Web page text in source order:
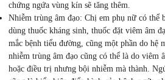
chứng ngứa vùng kín sẽ tăng thêm.
Nhiễm trùng âm đạo: Chị em phụ nữ có thể
dùng thuốc kháng sinh, thuốc đặt viêm âm
mắc bệnh tiểu đường, cũng một phần do hệ
nhiễm trùng âm đạo cũng có thể là do viêm
hoặc điều trị nhưng bội nhiễm mà thành.